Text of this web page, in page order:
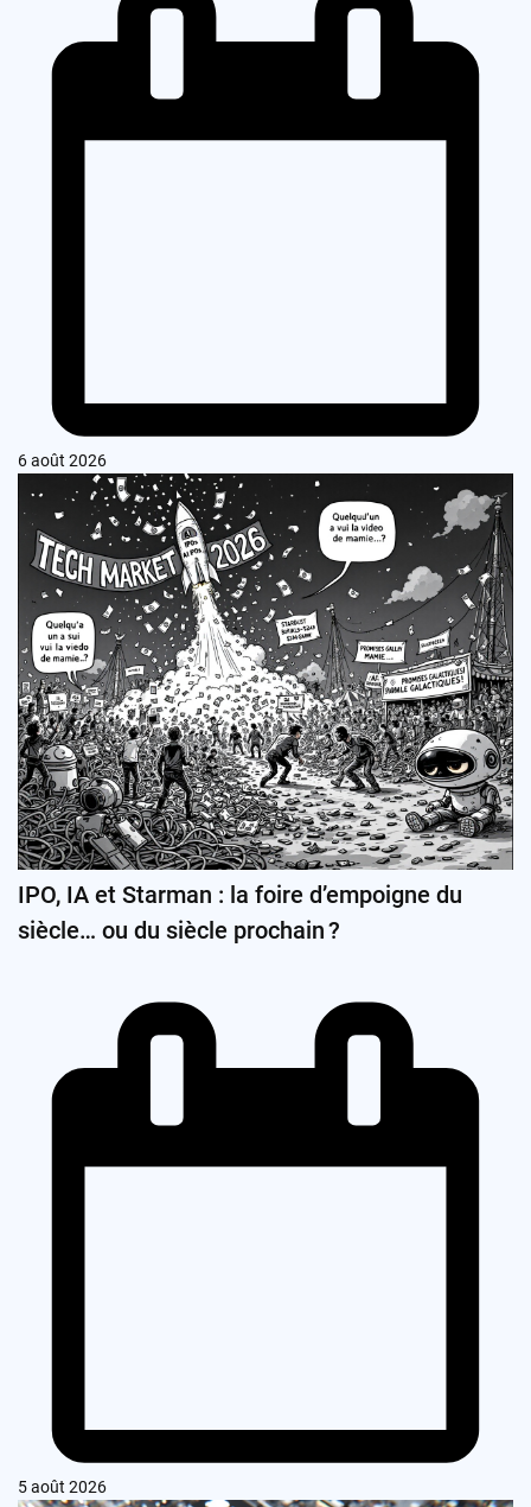
6 août 2026
IPO, IA et Starman : la foire d’empoigne du
siècle… ou du siècle prochain ?
5 août 2026